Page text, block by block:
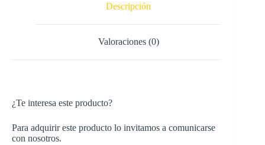
Descripción
Valoraciones (0)
¿Te interesa este producto?
Para adquirir este producto lo invitamos a comunicarse
con nosotros.